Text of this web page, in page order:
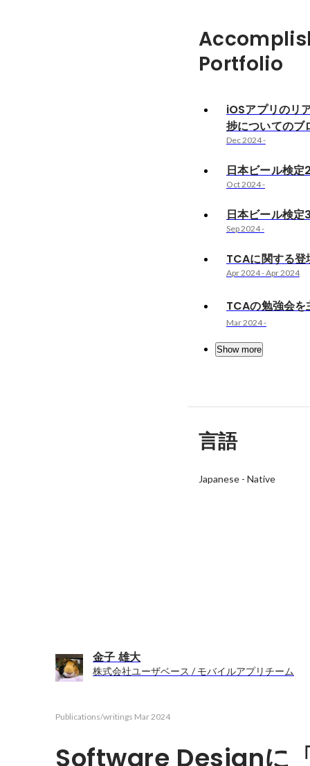
Portfolio
iOSアプリのリ
捗についてのブ
Dec 2024-
日本ビール検定
Oct 2024-
日本ビール検定
Sep 2024-
TCAに関する登
Apr 2024-Apr 2024
TCAの勉強会を
Mar 2024-
Show more
言語
Japanese- Native
金子 雄大
株式会社ユーザベース / モバイルアプリチーム
Publications/writings Mar 2024
Software Designに